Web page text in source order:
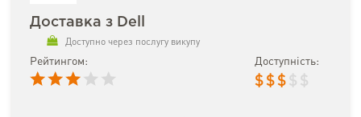
Доставка з Dell
Доступно через послугу викупу
Рейтингом: Доступність:
$ $ $ $ $